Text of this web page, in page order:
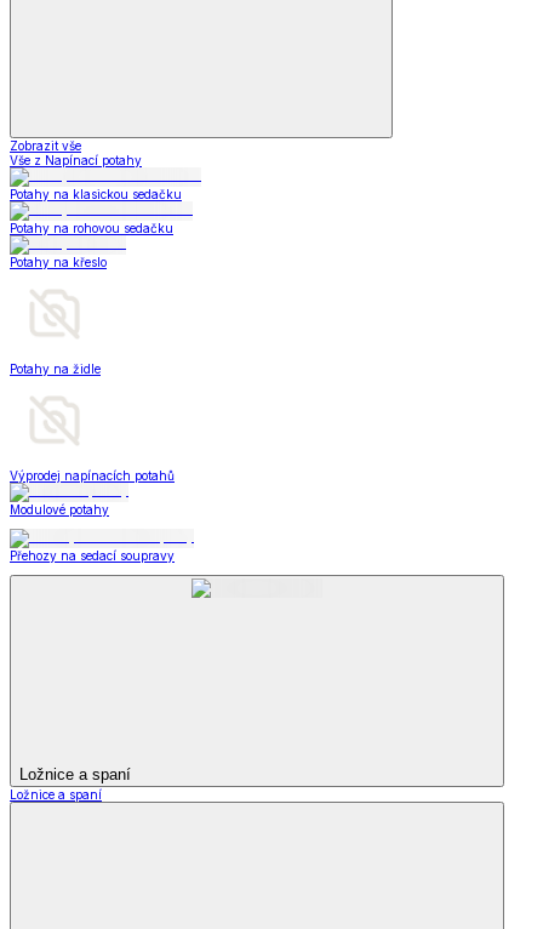
Zobrazit vše
Vše z Napínací potahy
Potahy na klasickou sedačku
Potahy na rohovou sedačku
Potahy na křeslo
Potahy na židle
Výprodej napínacích potahů
Modulové potahy
Přehozy na sedací soupravy
Ložnice a spaní
Ložnice a spaní